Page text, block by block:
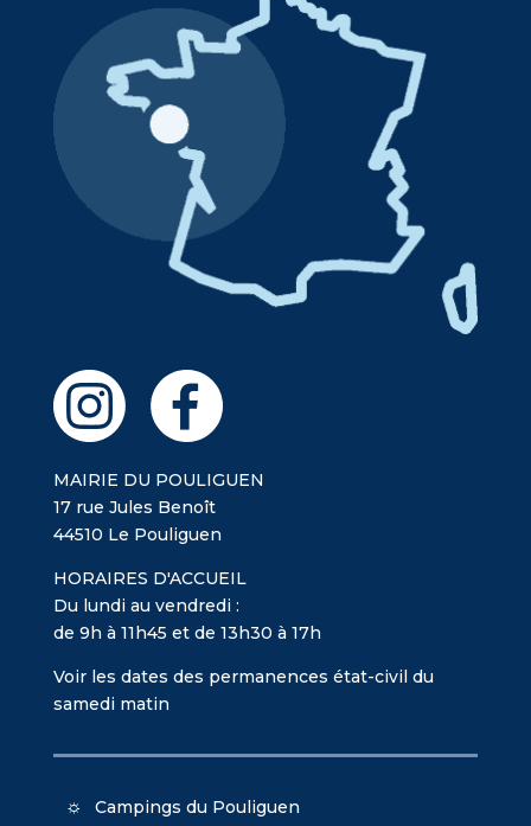
MAIRIE DU POULIGUEN
17 rue Jules Benoît
44510 Le Pouliguen
HORAIRES D'ACCUEIL
Du lundi au vendredi :
de 9h à 11h45 et de 13h30 à 17h
Voir les dates des permanences état-civil du
samedi matin
Campings du Pouliguen